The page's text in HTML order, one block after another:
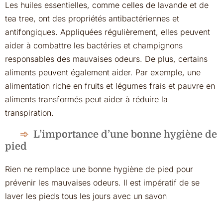
Les huiles essentielles, comme celles de lavande et de
tea tree, ont des propriétés antibactériennes et
antifongiques. Appliquées régulièrement, elles peuvent
aider à combattre les bactéries et champignons
responsables des mauvaises odeurs. De plus, certains
aliments peuvent également aider. Par exemple, une
alimentation riche en fruits et légumes frais et pauvre en
aliments transformés peut aider à réduire la
transpiration.
L’importance d’une bonne hygiène de
pied
Rien ne remplace une bonne hygiène de pied pour
prévenir les mauvaises odeurs. Il est impératif de se
laver les pieds tous les jours avec un savon